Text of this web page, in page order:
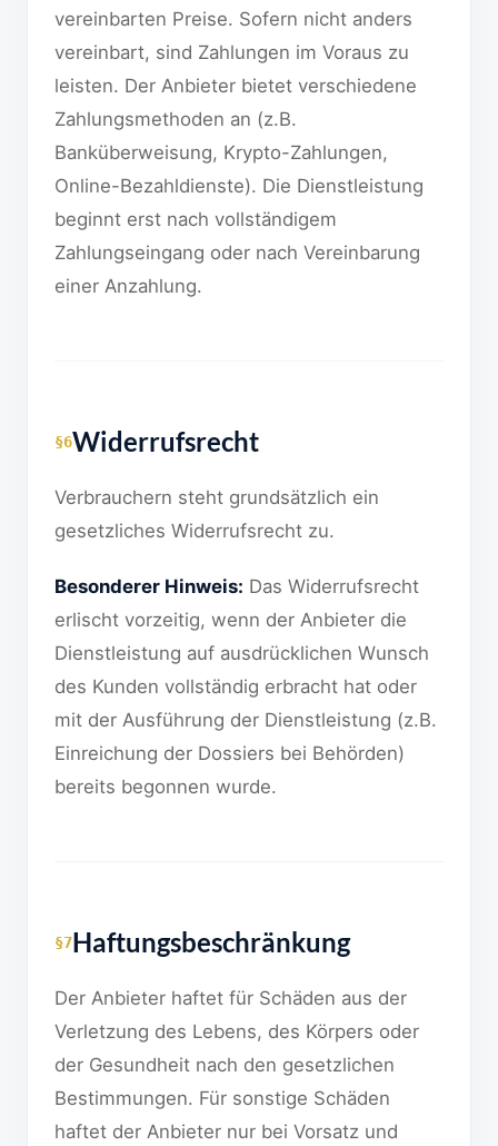
vereinbarten Preise. Sofern nicht anders
vereinbart, sind Zahlungen im Voraus zu
leisten. Der Anbieter bietet verschiedene
Zahlungsmethoden an (z.B.
Banküberweisung, Krypto-Zahlungen,
Online-Bezahldienste). Die Dienstleistung
beginnt erst nach vollständigem
Zahlungseingang oder nach Vereinbarung
einer Anzahlung.
§6Widerrufsrecht
Verbrauchern steht grundsätzlich ein
gesetzliches Widerrufsrecht zu.
Besonderer Hinweis: Das Widerrufsrecht
erlischt vorzeitig, wenn der Anbieter die
Dienstleistung auf ausdrücklichen Wunsch
des Kunden vollständig erbracht hat oder
mit der Ausführung der Dienstleistung (z.B.
Einreichung der Dossiers bei Behörden)
bereits begonnen wurde.
§7Haftungsbeschränkung
Der Anbieter haftet für Schäden aus der
Verletzung des Lebens, des Körpers oder
der Gesundheit nach den gesetzlichen
Bestimmungen. Für sonstige Schäden
haftet der Anbieter nur bei Vorsatz und